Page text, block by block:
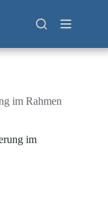
im Rahmen
im